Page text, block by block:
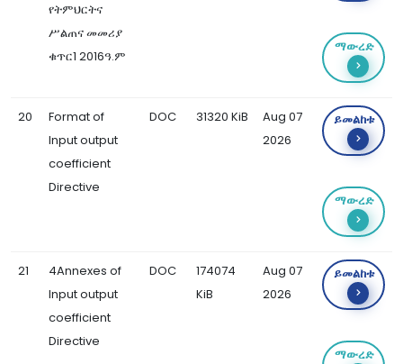
የትምህርትና
ሥልጠና መመሪያ
ቁጥር1 2016ዓ.ም
ማውረድ
20
Format of
Input output
coefficient
Directive
DOC 31320 KiB
Aug 07
2026
ይመልከቱ
ማውረድ
21
4Annexes of
Input output
coefficient
Directive
DOC
174074
KiB
Aug 07
2026
ይመልከቱ
ማውረድ